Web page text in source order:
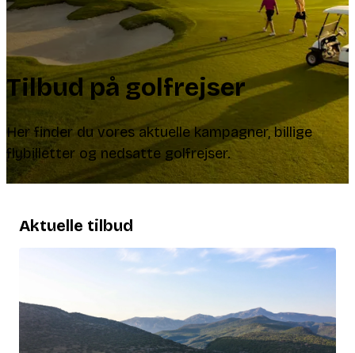
Tilbud på golfrejser
Her finder du vores aktuelle kampagner, billige
flybilletter og nedsatte golfrejser.
Aktuelle tilbud